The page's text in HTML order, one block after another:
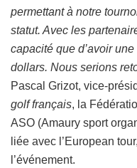
permettant à notre
statut. Avec les
capacité que d’avoir
dollars. Nous serions
Pascal Grizot, vice-
golf français, la
ASO (Amaury sport
liée avec l’European
l’événement.